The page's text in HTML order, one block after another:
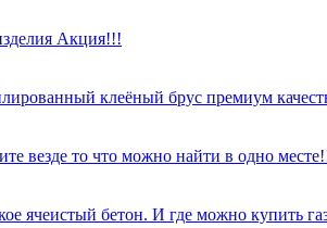
Акция!!!
клеёный брус премиум
везде то что можно найти в одно
ячеистый бетон. И где можно купить